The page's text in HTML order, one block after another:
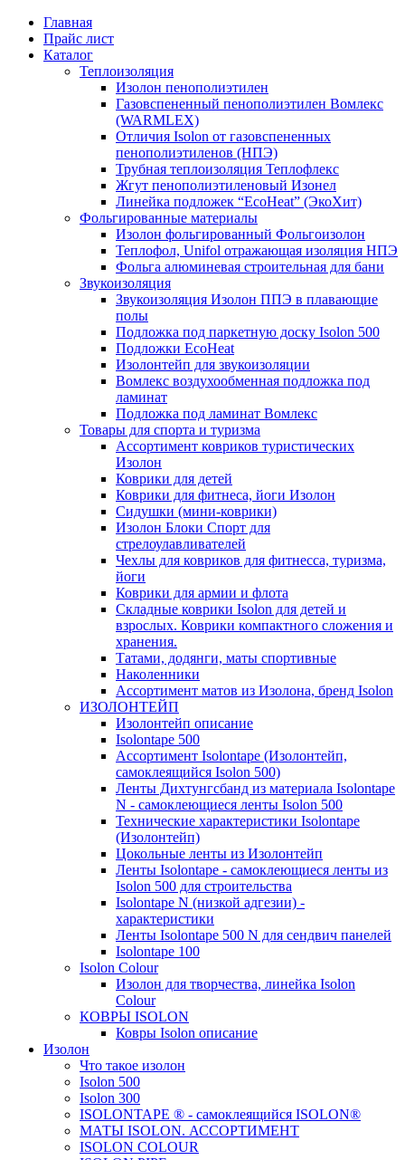
Главная
Прайс лист
Каталог
Теплоизоляция
Изолон пенополиэтилен
Газовспененный пенополиэтилен Вомлекс
(WARMLEX)
Отличия Isolon от газовспененных
пенополиэтиленов (НПЭ)
Трубная теплоизоляция Теплофлекс
Жгут пенополиэтиленовый Изонел
Линейка подложек “EcoHeat” (ЭкоХит)
Фольгированные материалы
Изолон фольгированный Фольгоизолон
Теплофол, Unifol отражающая изоляция НПЭ
Фольга алюминевая строительная для бани
Звукоизоляция
Звукоизоляция Изолон ППЭ в плавающие
полы
Подложка под паркетную доску Isolon 500
Подложки EcoHeat
Изолонтейп для звукоизоляции
Вомлекс воздухообменная подложка под
ламинат
Подложка под ламинат Вомлекс
Товары для спорта и туризма
Ассортимент ковриков туристических
Изолон
Коврики для детей
Коврики для фитнеса, йоги Изолон
Сидушки (мини-коврики)
Изолон Блоки Спорт для
стрелоулавливателей
Чехлы для ковриков для фитнесса, туризма,
йоги
Коврики для армии и флота
Складные коврики Isolon для детей и
взрослых. Коврики компактного сложения и
хранения.
Татами, додянги, маты спортивные
Наколенники
Ассортимент матов из Изолона, бренд Isolon
ИЗОЛОНТЕЙП
Изолонтейп описание
Isolontape 500
Ассортимент Isolontape (Изолонтейп,
самоклеящийся Isolon 500)
Ленты Дихтунгсбанд из материала Isolontape
N - самоклеющиеся ленты Isolon 500
Технические характеристики Isolontape
(Изолонтейп)
Цокольные ленты из Изолонтейп
Ленты Isolontape - самоклеющиеся ленты из
Isolon 500 для строительства
Isolontape N (низкой адгезии) -
характеристики
Ленты Isolontape 500 N для сендвич панелей
Isolontape 100
Isolon Colour
Изолон для творчества, линейка Isolon
Colour
КОВРЫ ISOLON
Ковры Isolon описание
Изолон
Что такое изолон
Isolon 500
Isolon 300
ISOLONTAPE ® - самоклеящийся ISOLON®
МАТЫ ISOLON. АССОРТИМЕНТ
ISOLON COLOUR